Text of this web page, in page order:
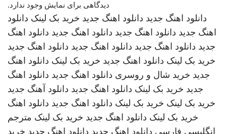
دیدگاهی برای نمایش وجود ندارد.
دانلود اهنگ جدید دانلود اهنگ جدید خرید بک لینک دانلود
اهنگ جدید دانلود اهنگ جدید دانلود اهنگ جدید دانلود اهنگ
جدید دانلود اهنگ جدید دانلود اهنگ جدید دانلود اهنگ جدید
خرید بک لینک دانلود اهنگ جدید خرید بک لینک دانلود اهنگ
جدید خرید شال و روسری دانلود اهنگ جدید دانلود اهنگ
جدید خرید بک لینک دانلود اهنگ جدید دانلود آهنگ جدید
خرید بک لینک خرید بک لینک دانلود اهنگ جدید دانلود اهنگ
خرید بک لینک دانلود اهنگ جدید خرید بک لینک مترجم
انگلیسی فارسی دانلود اهنگ جدید دانلود اهنگ جدید خرید